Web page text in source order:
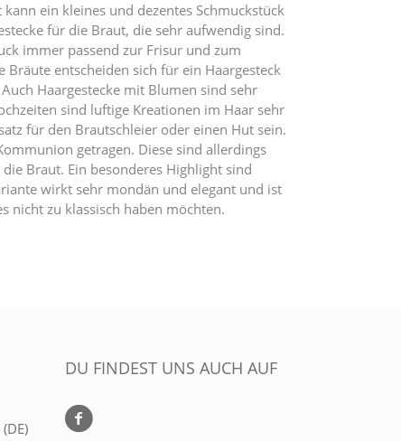
ein kleines und dezentes Schmuckstück
für die Braut, die sehr aufwendig sind.
immer passend zur Frisur und zum
entscheiden sich für ein Haargesteck
Haargestecke mit Blumen sind sehr
sind luftige Kreationen im Haar sehr
für den Brautschleier oder einen Hut sein.
getragen. Diese sind allerdings
Braut. Ein besonderes Highlight sind
wirkt sehr mondän und elegant und ist
nicht zu klassisch haben möchten.
DU FINDEST UNS AUCH AUF